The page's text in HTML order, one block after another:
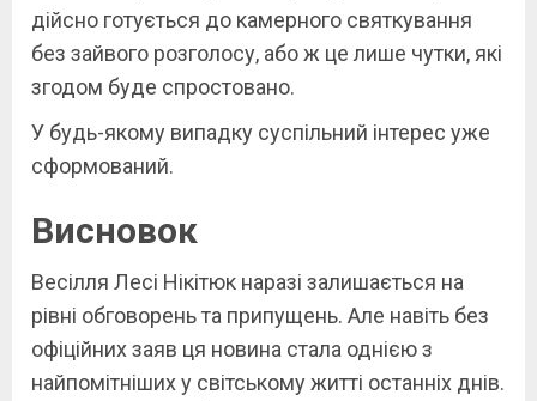
дійсно готується до камерного святкування
без зайвого розголосу, або ж це лише чутки, які
згодом буде спростовано.
У будь-якому випадку суспільний інтерес уже
сформований.
Висновок
Весілля Лесі Нікітюк наразі залишається на
рівні обговорень та припущень. Але навіть без
офіційних заяв ця новина стала однією з
найпомітніших у світському житті останніх днів.